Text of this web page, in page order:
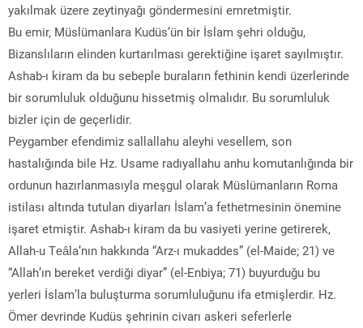
yakılmak üzere zeytinyağı göndermesini emretmiştir.
Bu emir, Müslümanlara Kudüs’ün bir İslam şehri olduğu,
Bizanslıların elinden kurtarılması gerektiğine işaret sayılmıştır.
Ashab-ı kiram da bu sebeple buraların fethinin kendi üzerlerinde
bir sorumluluk olduğunu hissetmiş olmalıdır. Bu sorumluluk
bizler için de geçerlidir.
Peygamber efendimiz sallallahu aleyhi vesellem, son
hastalığında bile Hz. Usame radıyallahu anhu komutanlığında bir
ordunun hazırlanmasıyla meşgul olarak Müslümanların Roma
istilası altında tutulan diyarları İslam’a fethetmesinin önemine
işaret etmiştir. Ashab-ı kiram da bu vasiyeti yerine getirerek,
Allah-u Teâla’nın hakkında “Arz-ı mukaddes” (el-Maide; 21) ve
“Allah’ın bereket verdiği diyar” (el-Enbiya; 71) buyurduğu bu
yerleri İslam’la buluşturma sorumluluğunu ifa etmişlerdir. Hz.
Ömer devrinde Kudüs şehrinin civarı askeri seferlerle